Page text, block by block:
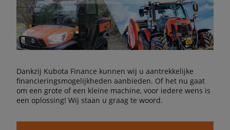
Dankzij Kubota Finance kunnen wij u aantrekkelijke
financieringsmogelijkheden aanbieden. Of het nu gaat
om een grote of een kleine machine, voor iedere wens is
een oplossing! Wij staan u graag te woord.